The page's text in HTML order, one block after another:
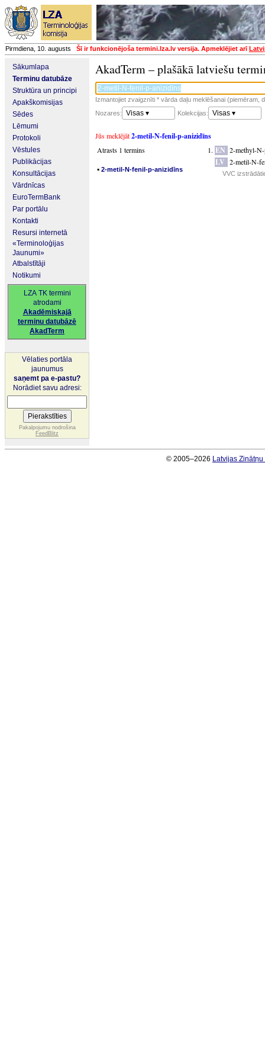
Pirmdiena, 10. augusts Šī ir funkcionējoša termini.lza.lv versija. Apmeklējiet arī
Sākumlapa
Terminu datubāze
Struktūra un principi
Apakškomisijas
Sēdes
Lēmumi
Protokoli
Vēstules
Publikācijas
Konsultācijas
Vārdnīcas
EuroTermBank
Par portālu
Kontakti
Resursi internetā
«Terminoloģijas
Jaunumi»
Atbalstītāji
Notikumi
LZA TK termini
atrodami
Akadēmiskajā
terminu datubāzē
AkadTerm
Vēlaties portāla
jaunumus
saņemt pa e-pastu?
Norādiet savu adresi:
Pakalpojumu nodrošina
FeedBlitz
AkadTerm – plašākā latviešu
Izmantojiet zvaigznīti * vārda daļu meklēšanai (piemēram,
Nozares:
Visas ▾ Kolekcijas: Visas ▾
Jūs meklējāt2-metil-N-fenil-p-anizidīns
Atrasts 1 termins
▪ 2-metil-N-fenil-p-anizidīns
EN 2-methyl-
LV 2-metil-N-
VVC
© 2005–2026 Latvijas